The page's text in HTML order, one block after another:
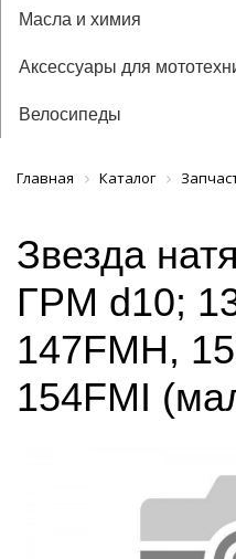
Масла и химия
Аксессуары для
Велосипеды
Главная Каталог
Звезда
ГРМ d10;
147FMH,
154FMI